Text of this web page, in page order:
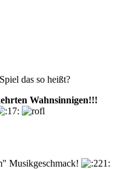
das so heißt?
Wahnsinnigen!!!
Musikgeschmack!